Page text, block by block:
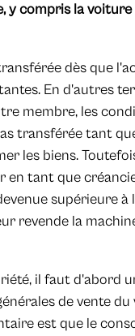
compris la
dès que
En d'autres
membre, les
transférée tant
les biens.
tant que
supérieure à
revende la
il faut d'abord
de vente
est que le